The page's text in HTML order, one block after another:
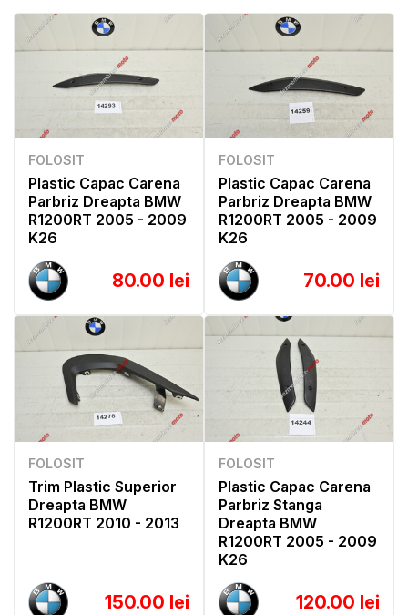
FOLOSIT
Plastic Capac Carena
Parbriz Dreapta BMW
R1200RT 2005 - 2009
K26
80.00 lei
FOLOSIT
Plastic Capac Carena
Parbriz Dreapta BMW
R1200RT 2005 - 2009
K26
70.00 lei
FOLOSIT
Trim Plastic Superior
Dreapta BMW
R1200RT 2010 - 2013
150.00 lei
FOLOSIT
Plastic Capac Carena
Parbriz Stanga
Dreapta BMW
R1200RT 2005 - 2009
K26
120.00 lei